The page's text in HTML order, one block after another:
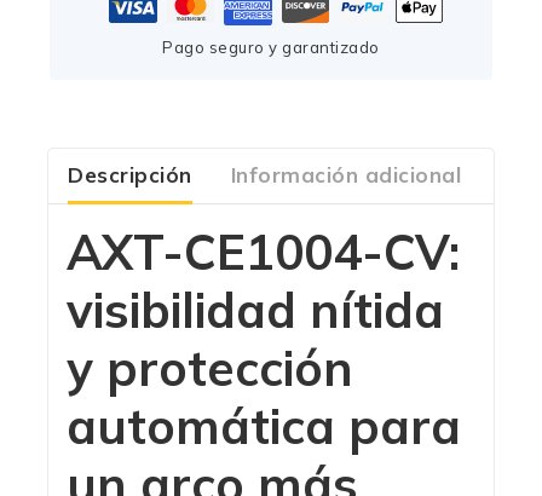
Pago seguro y garantizado
Descripción Información adicional
AXT-CE1004-CV:
visibilidad nítida
y protección
automática para